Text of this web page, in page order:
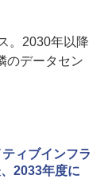
。2030年以降
のデータセン
ィブインフラ
2033年度に